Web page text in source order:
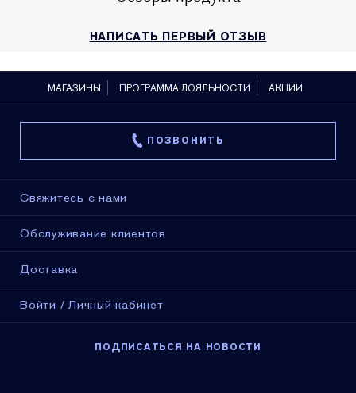
НАПИСАТЬ ПЕРВЫЙ ОТЗЫВ
МАГАЗИНЫ ПРОГРАММА ЛОЯЛЬНОСТИ АКЦИИ
ПОЗВОНИТЬ
Свяжитесь с нами
Обслуживание клиентов
Доставка
Войти / Личный кабинет
ПОДПИСАТЬСЯ НА НОВОСТИ